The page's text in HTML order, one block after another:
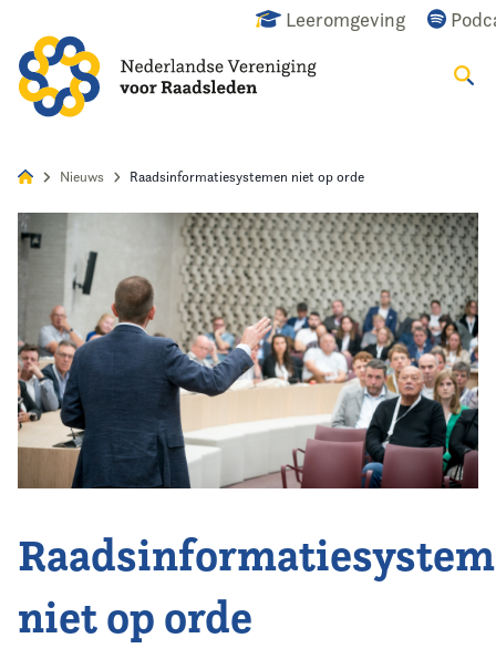
Leeromgeving
Home
Agenda
Nieuws
Opleiding
Kennis & Informatie
Vereniging
Contact
Nieuws Raadsinformatiesystemen niet op orde
niet op orde